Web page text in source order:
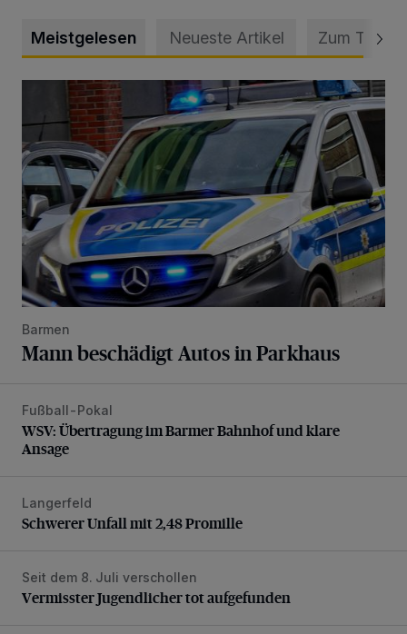
Meistgelesen Neueste Artikel Zum Thema
Mann beschädigt Autos in Parkhaus
Barmen
Mann beschädigt Autos in Parkhaus
WSV: Übertragung im Barmer Bahnhof und klare Ansage
Fußball-Pokal
WSV: Übertragung im Barmer Bahnhof und klare
Ansage
Schwerer Unfall mit 2,48 Promille
Langerfeld
Schwerer Unfall mit 2,48 Promille
Vermisster Jugendlicher tot aufgefunden
Seit dem 8. Juli verschollen
Vermisster Jugendlicher tot aufgefunden